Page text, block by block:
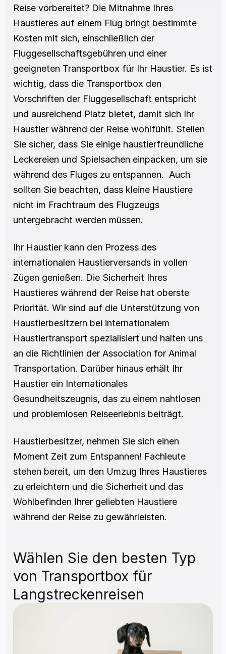
Reise vorbereitet? Die Mitnahme Ihres
Haustieres auf einem Flug bringt bestimmte
Kosten mit sich, einschließlich der
Fluggesellschaftsgebühren und einer
geeigneten Transportbox für Ihr Haustier. Es ist
wichtig, dass die Transportbox den
Vorschriften der Fluggesellschaft entspricht
und ausreichend Platz bietet, damit sich Ihr
Haustier während der Reise wohlfühlt. Stellen
Sie sicher, dass Sie einige haustierfreundliche
Leckereien und Spielsachen einpacken, um sie
während des Fluges zu entspannen.  Auch
sollten Sie beachten, dass kleine Haustiere
nicht im Frachtraum des Flugzeugs
untergebracht werden müssen.
Ihr Haustier kann den Prozess des
internationalen Haustierversands in vollen
Zügen genießen. Die Sicherheit Ihres
Haustieres während der Reise hat oberste
Priorität. Wir sind auf die Unterstützung von
Haustierbesitzern bei internationalem
Haustiertransport spezialisiert und halten uns
an die Richtlinien der Association for Animal
Transportation. Darüber hinaus erhält Ihr
Haustier ein Internationales
Gesundheitszeugnis, das zu einem nahtlosen
und problemlosen Reiseerlebnis beiträgt.
Haustierbesitzer, nehmen Sie sich einen
Moment Zeit zum Entspannen! Fachleute
stehen bereit, um den Umzug Ihres Haustieres
zu erleichtern und die Sicherheit und das
Wohlbefinden Ihrer geliebten Haustiere
während der Reise zu gewährleisten.
Wählen Sie den besten Typ
von Transportbox für
Langstreckenreisen